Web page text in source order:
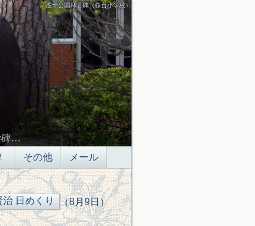
「虔十公園林」碑（桜台小学校）
碑…
その他 メール
（8月9日）